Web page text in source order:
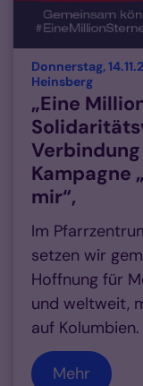
Donnerstag,
Heinsberg:
„Eine
Kampagne
mir“,
Im
setzen wir
Hoffnung für
und weltweit,
auf Kolumbien.
Mehr